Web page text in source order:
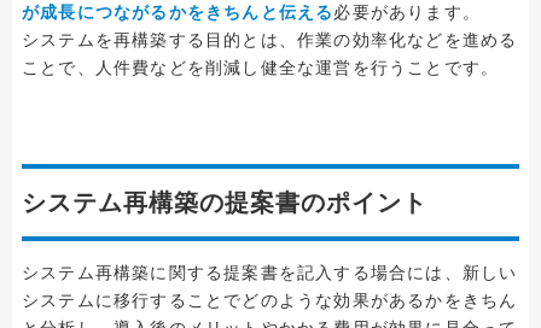
が成長につながるかをきちんと伝える必要があります。
システムを再構築する目的とは、作業の効率化などを進める
ことで、人件費などを削減し健全な運営を行うことです。
システム再構築の提案書のポイント
システム再構築に関する提案書を記入する場合には、新しい
システムに移行することでどのような効果があるかをきちん